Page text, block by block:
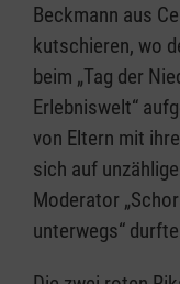
Beckmann aus
kutschieren, wo
beim „Tag der
Erlebniswelt“
von Eltern mit
sich auf
Moderator
unterwegs“